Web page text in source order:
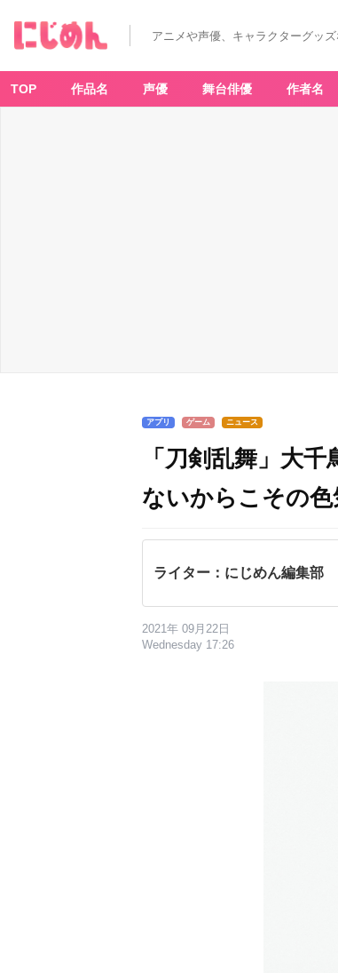
アニメや声優、キャラクターグッ
TOP 作品名 声優 舞台俳優 作者名
アプリ ゲーム ニュース
「刀剣乱舞」大
ないからこその
ライター：にじめん編集部
2021年 09月22日
Wednesday 17:26